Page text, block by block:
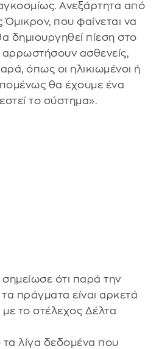
Ανεξάρτητα από
που φαίνεται να
δημιουργηθεί πίεση στο
ασθενείς,
όπως οι ηλικιωμένοι ή
θα έχουμε ένα
το σύστημα».
ότι παρά την
πράγματα είναι αρκετά
το στέλεχος Δέλτα
λίγα δεδομένα που